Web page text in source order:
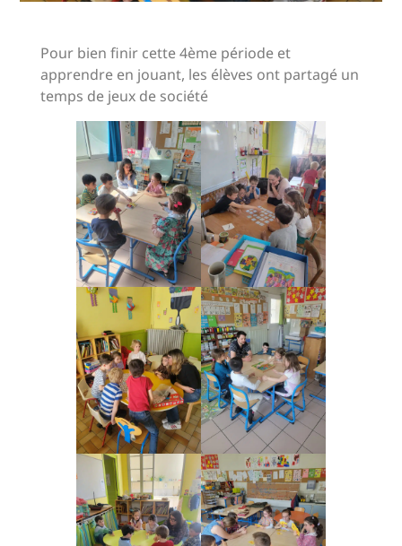
Pour bien finir cette 4ème période et
apprendre en jouant, les élèves ont partagé un
temps de jeux de société